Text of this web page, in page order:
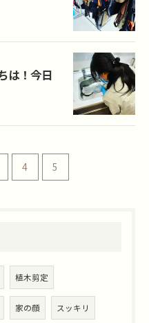
は！今日
4 5
植木剪定
家の顔 スッキリ